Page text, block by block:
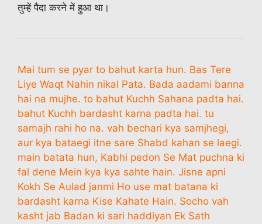
तुम्हें पैदा करने में हुआ था।
Mai tum se pyar to bahut karta hun. Bas Tere
Liye Waqt Nahin nikal Pata. Bada aadami banna
hai na mujhe. to bahut Kuchh Sahana padta hai.
bahut Kuchh bardasht karna padta hai. tu
samajh rahi ho na. vah bechari kya samjhegi,
aur kya bataegi itne sare Shabd kahan se laegi.
main batata hun, Kabhi pedon Se Mat puchna ki
fal dene Mein kya kya sahte hain. Jisne apni
Kokh Se Aulad janmi Ho use mat batana ki
bardasht karna Kise Kahate Hain. Socho vah
kasht jab Badan ki sari haddiyan Ek Sath